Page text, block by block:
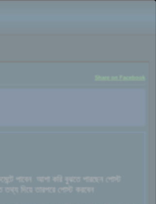
Share on Facebook
পাবেন আশা করি বুঝতে পারছেন পোস্ট
তথ্য দিয়ে তারপরে পোস্ট করবেন